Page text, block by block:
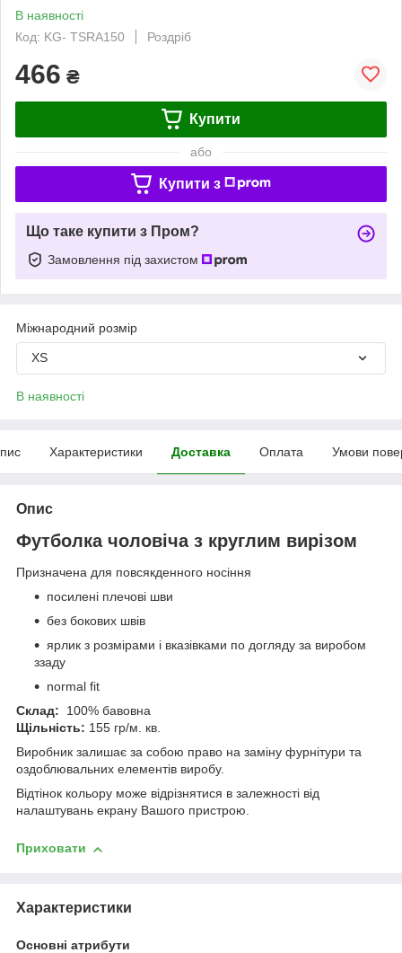
В наявності
Код: KG- TSRA150
Роздріб
466 ₴
Купити
або
Купити з
Що таке купити з Пром?
Замовлення під захистом
Міжнародний розмір
XS
В наявності
Характеристики Доставка Оплата Умови
Опис
Футболка чоловіча з круглим вирізом
Призначена для повсякденного носіння
посилені плечові шви
без бокових швів
ярлик з розмірами і вказівками по догляду за виробом
ззаду
normal fit
Склад:
100% бавовна
Щільність: 155 гр/м. кв.
Виробник залишає за собою право на заміну фурнітури та
оздоблювальних елементів виробу.
Відтінок кольору може відрізнятися в залежності від
налаштувань екрану Вашого пристрою.
Приховати
Характеристики
Основні атрибути